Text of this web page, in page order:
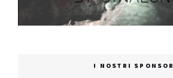
I NOSTRI SPONSOR